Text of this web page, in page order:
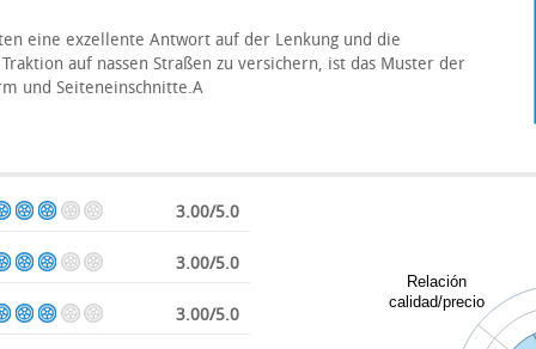
eine exzellente Antwort auf der Lenkung und die
auf nassen Straßen zu versichern, ist das Muster der
und Seiteneinschnitte.A
3.00/5.0
3.00/5.0
3.00/5.0
Relación
calidad/precio